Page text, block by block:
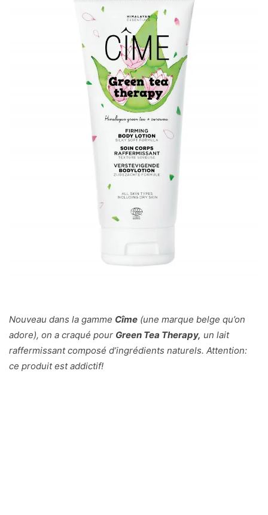
Nouveau dans la gamme Cîme (une marque belge qu’on
adore), on a craqué pour Green Tea Therapy, un lait
raffermissant composé d’ingrédients naturels. Attention:
ce produit est addictif!